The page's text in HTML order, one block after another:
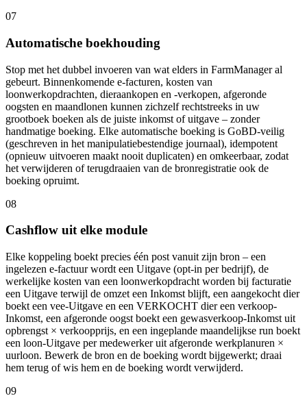
07
Automatische boekhouding
Stop met het dubbel invoeren van wat elders in FarmManager al
gebeurt. Binnenkomende e-facturen, kosten van
loonwerkopdrachten, dieraankopen en -verkopen, afgeronde
oogsten en maandlonen kunnen zichzelf rechtstreeks in uw
grootboek boeken als de juiste inkomst of uitgave – zonder
handmatige boeking. Elke automatische boeking is GoBD-veilig
(geschreven in het manipulatiebestendige journaal), idempotent
(opnieuw uitvoeren maakt nooit duplicaten) en omkeerbaar, zodat
het verwijderen of terugdraaien van de bronregistratie ook de
boeking opruimt.
08
Cashflow uit elke module
Elke koppeling boekt precies één post vanuit zijn bron – een
ingelezen e-factuur wordt een Uitgave (opt-in per bedrijf), de
werkelijke kosten van een loonwerkopdracht worden bij facturatie
een Uitgave terwijl de omzet een Inkomst blijft, een aangekocht dier
boekt een vee-Uitgave en een VERKOCHT dier een verkoop-
Inkomst, een afgeronde oogst boekt een gewasverkoop-Inkomst uit
opbrengst × verkoopprijs, en een ingeplande maandelijkse run boekt
een loon-Uitgave per medewerker uit afgeronde werkplanuren ×
uurloon. Bewerk de bron en de boeking wordt bijgewerkt; draai
hem terug of wis hem en de boeking wordt verwijderd.
09